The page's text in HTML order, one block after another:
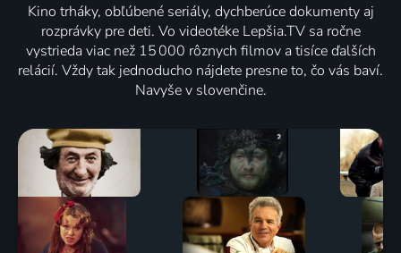
Kino trháky, obľúbené seriály, dychberúce dokumenty aj
rozprávky pre deti. Vo videotéke Lepšia.TV sa ročne
vystrieda viac než 15 000 rôznych filmov a tisíce ďalších
relácií. Vždy tak jednoducho nájdete presne to, čo vás baví.
Navyše v slovenčine.